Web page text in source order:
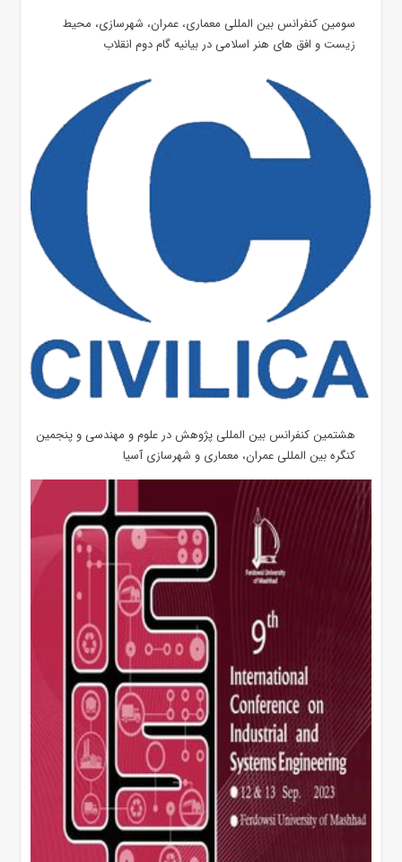
سومین کنفرانس بین المللی معماری، عمران، شهرسازی، محیط
زیست و افق های هنر اسلامی در بیانیه گام دوم انقلاب
هشتمین کنفرانس بین المللی پژوهش در علوم و مهندسی و پنجمین
کنگره بین المللی عمران، معماری و شهرسازی آسیا